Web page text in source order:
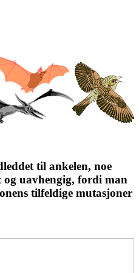
til ankelen, noe
og uavhengig, fordi man
tilfeldige mutasjoner